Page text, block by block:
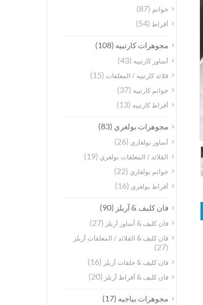
خواتم (87)
أقراط (54)
مجوهرات كارتييه (108)
أساور كارتييه (43)
قلائد كارتييه / المعلقات (15)
خواتم كارتييه (37)
أقراط كارتييه (13)
مجوهرات بولغري (83)
أساور بولغاري (26)
القلائد / المعلقات بولغري (19)
خواتم بولغاري (22)
أقراط بولغري (16)
فان كليف & آربلز (90)
فان كليف & أساور أربلز (27)
فان كليف & القلائد / المعلقات أربلز
(27)
فان كليف & حلقات أربلز (16)
فان كليف & أقراط أربلز (20)
مجوهرات بياجيه (17)